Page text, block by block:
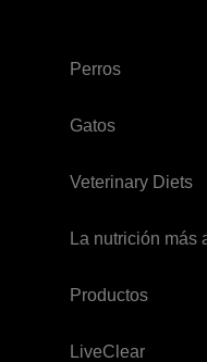
Perros
Gatos
Veterinary Diets
La nutrición más
Productos
LiveClear